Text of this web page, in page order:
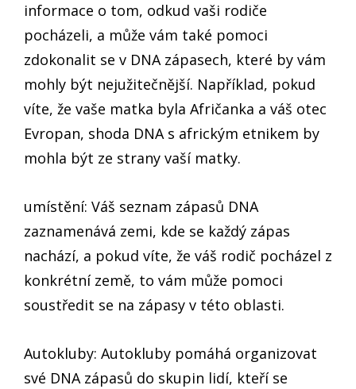
informace o tom, odkud vaši rodiče
pocházeli, a může vám také pomoci
zdokonalit se v DNA zápasech, které by vám
mohly být nejužitečnější. Například, pokud
víte, že vaše matka byla Afričanka a váš otec
Evropan, shoda DNA s africkým etnikem by
mohla být ze strany vaší matky.
umístění: Váš seznam zápasů DNA
zaznamenává zemi, kde se každý zápas
nachází, a pokud víte, že váš rodič pocházel z
konkrétní země, to vám může pomoci
soustředit se na zápasy v této oblasti.
Autokluby: Autokluby pomáhá organizovat
své DNA zápasů do skupin lidí, kteří se